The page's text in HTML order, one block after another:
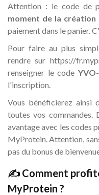
Attention : le code de
moment de la création
paiement dans le panier.
Pour faire au plus
rendre sur https://
renseigner le code
l'inscription.
Vous bénéficierez ainsi
toutes vos commandes.
avantage avec les codes
MyProtein. Attention,
pas du bonus de
✍️ Comment
MyProtein ?